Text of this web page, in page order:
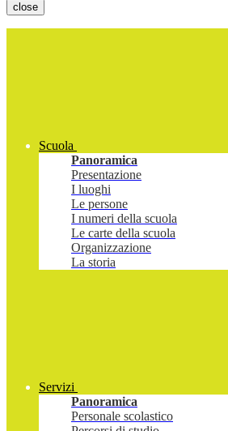
close
Scuola
Panoramica
Presentazione
I luoghi
Le persone
I numeri della scuola
Le carte della scuola
Organizzazione
La storia
Servizi
Panoramica
Personale scolastico